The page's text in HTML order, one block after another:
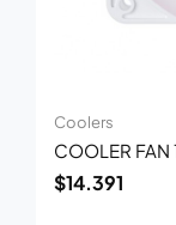
Coolers
COOLER
$14.391